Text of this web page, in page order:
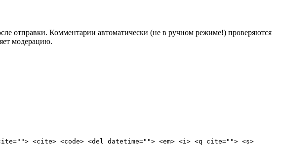
отправки. Комментарии автоматически (не в ручном режиме!) проверяются
модерацию.
<cite> <code> <del datetime=""> <em> <i> <q cite=""> <s>